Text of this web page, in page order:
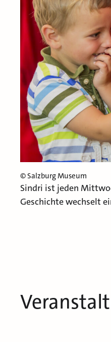
© Salzburg Museum
Sindri ist jeden
Geschichte wechselt